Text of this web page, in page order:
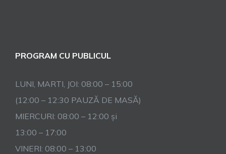
PROGRAM CU PUBLICUL
LUNI, MARTI, JOI: 08:00 – 15:00
(12:00 – 12:30 PAUZĂ DE MASĂ)
MIERCURI: 08:00 – 12:00 și
13:00 – 17:00
VINERI: 08:00 – 13:00